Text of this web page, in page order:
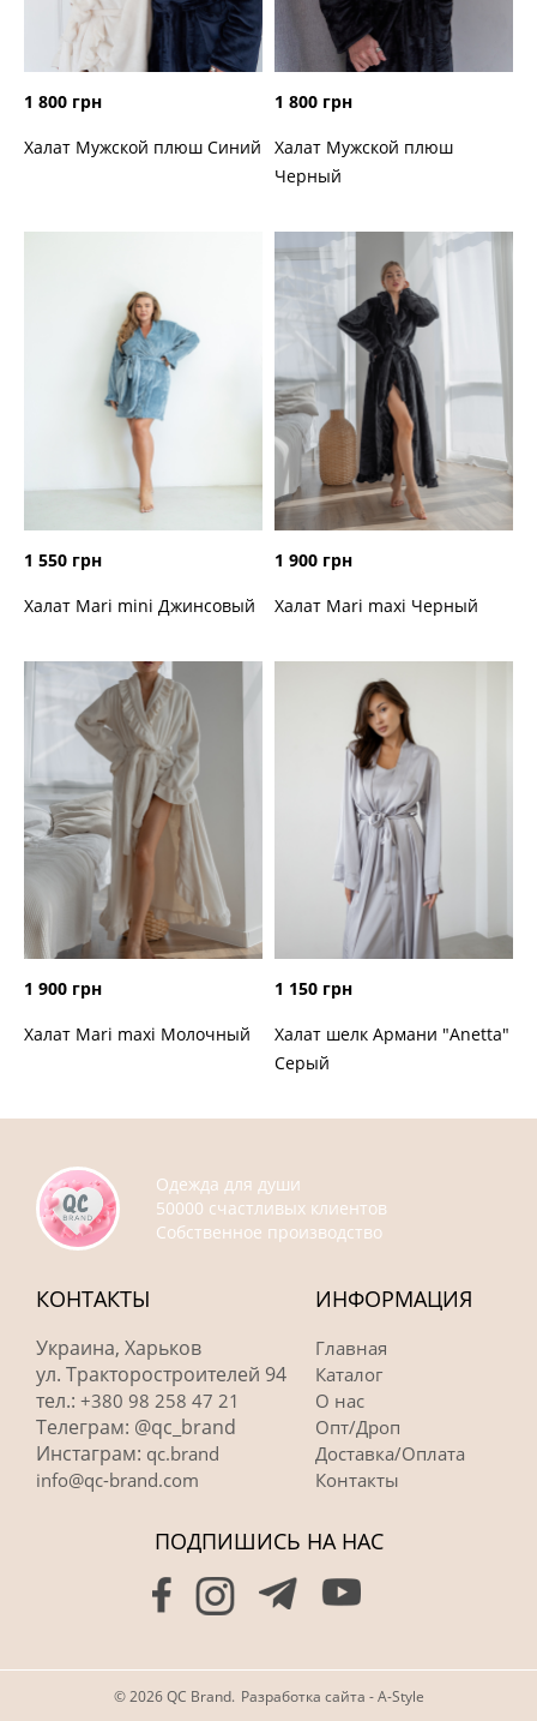
1 800 грн
Халат Мужской плюш Синий
1 800 грн
Халат Мужской плюш
Черный
1 550 грн
Халат Mari mini Джинсовый
1 900 грн
Халат Mari maxi Черный
1 900 грн
Халат Mari maxi Молочный
1 150 грн
Халат шелк Армани "Anetta"
Серый
Одежда для души
50000 счастливых клиентов
Собственное производство
КОНТАКТЫ
Украина, Харьков
ул. Тракторостроителей 94
тел.: +380 98 258 47 21
Телеграм: @qc_brand
Инстаграм: qc.brand
info@qc-brand.com
ИНФОРМАЦИЯ
Главная
Каталог
О нас
Опт/Дроп
Доставка/Оплата
Контакты
ПОДПИШИСЬ НА НАС
© 2026 QC Brand. Разработка сайта - A-Style